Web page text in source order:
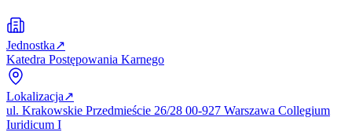
Jednostka↗
Katedra Postępowania Karnego
Lokalizacja↗
ul. Krakowskie Przedmieście 26/28 00-927 Warszawa Collegium
Iuridicum I